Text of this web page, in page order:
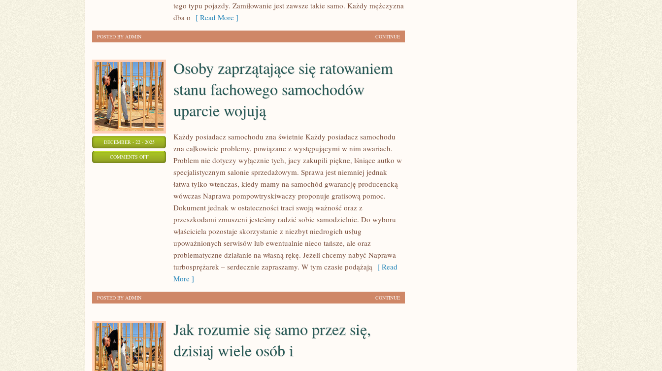
tego typu pojazdy. Zamiłowanie jest zawsze takie samo. Każdy mężczyzna
dba o [ Read More ]
CONTINUE
POSTED BY ADMIN
DECEMBER - 22 - 2025
COMMENTS OFFON
ZAPRZĄTAJĄCE
RATOWANIEM
FACHOWEGO
SAMOCHODÓW
Osoby zaprzątające się ratowaniem
stanu fachowego samochodów
uparcie wojują
Każdy posiadacz samochodu zna świetnie Każdy posiadacz samochodu
zna całkowicie problemy, powiązane z występującymi w nim awariach.
Problem nie dotyczy wyłącznie tych, jacy zakupili piękne, lśniące autko w
specjalistycznym salonie sprzedażowym. Sprawa jest niemniej jednak
łatwa tylko wtenczas, kiedy mamy na samochód gwarancję producencką –
wówczas Naprawa pompowtryskiwaczy proponuje gratisową pomoc.
Dokument jednak w ostateczności traci swoją ważność oraz z
przeszkodami zmuszeni jesteśmy radzić sobie samodzielnie. Do wyboru
właściciela pozostaje skorzystanie z niezbyt niedrogich usług
upoważnionych serwisów lub ewentualnie nieco tańsze, ale oraz
problematyczne działanie na własną rękę. Jeżeli chcemy nabyć Naprawa
turbosprężarek – serdecznie zapraszamy. W tym czasie podążają [ Read
More ]
CONTINUE
POSTED BY ADMIN
Jak rozumie się samo przez się,
dzisiaj wiele osób i